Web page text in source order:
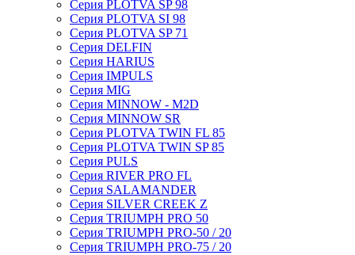
Серия PLOTVA SP 98
Серия PLOTVA SI 98
Серия PLOTVA SP 71
Серия DELFIN
Серия HARIUS
Серия IMPULS
Серия MIG
Серия MINNOW - M2D
Серия MINNOW SR
Серия PLOTVA TWIN FL 85
Серия PLOTVA TWIN SP 85
Серия PULS
Серия RIVER PRO FL
Серия SALAMANDER
Серия SILVER CREEK Z
Серия TRIUMPH PRO 50
Серия TRIUMPH PRO-50 / 20
Серия TRIUMPH PRO-75 / 20